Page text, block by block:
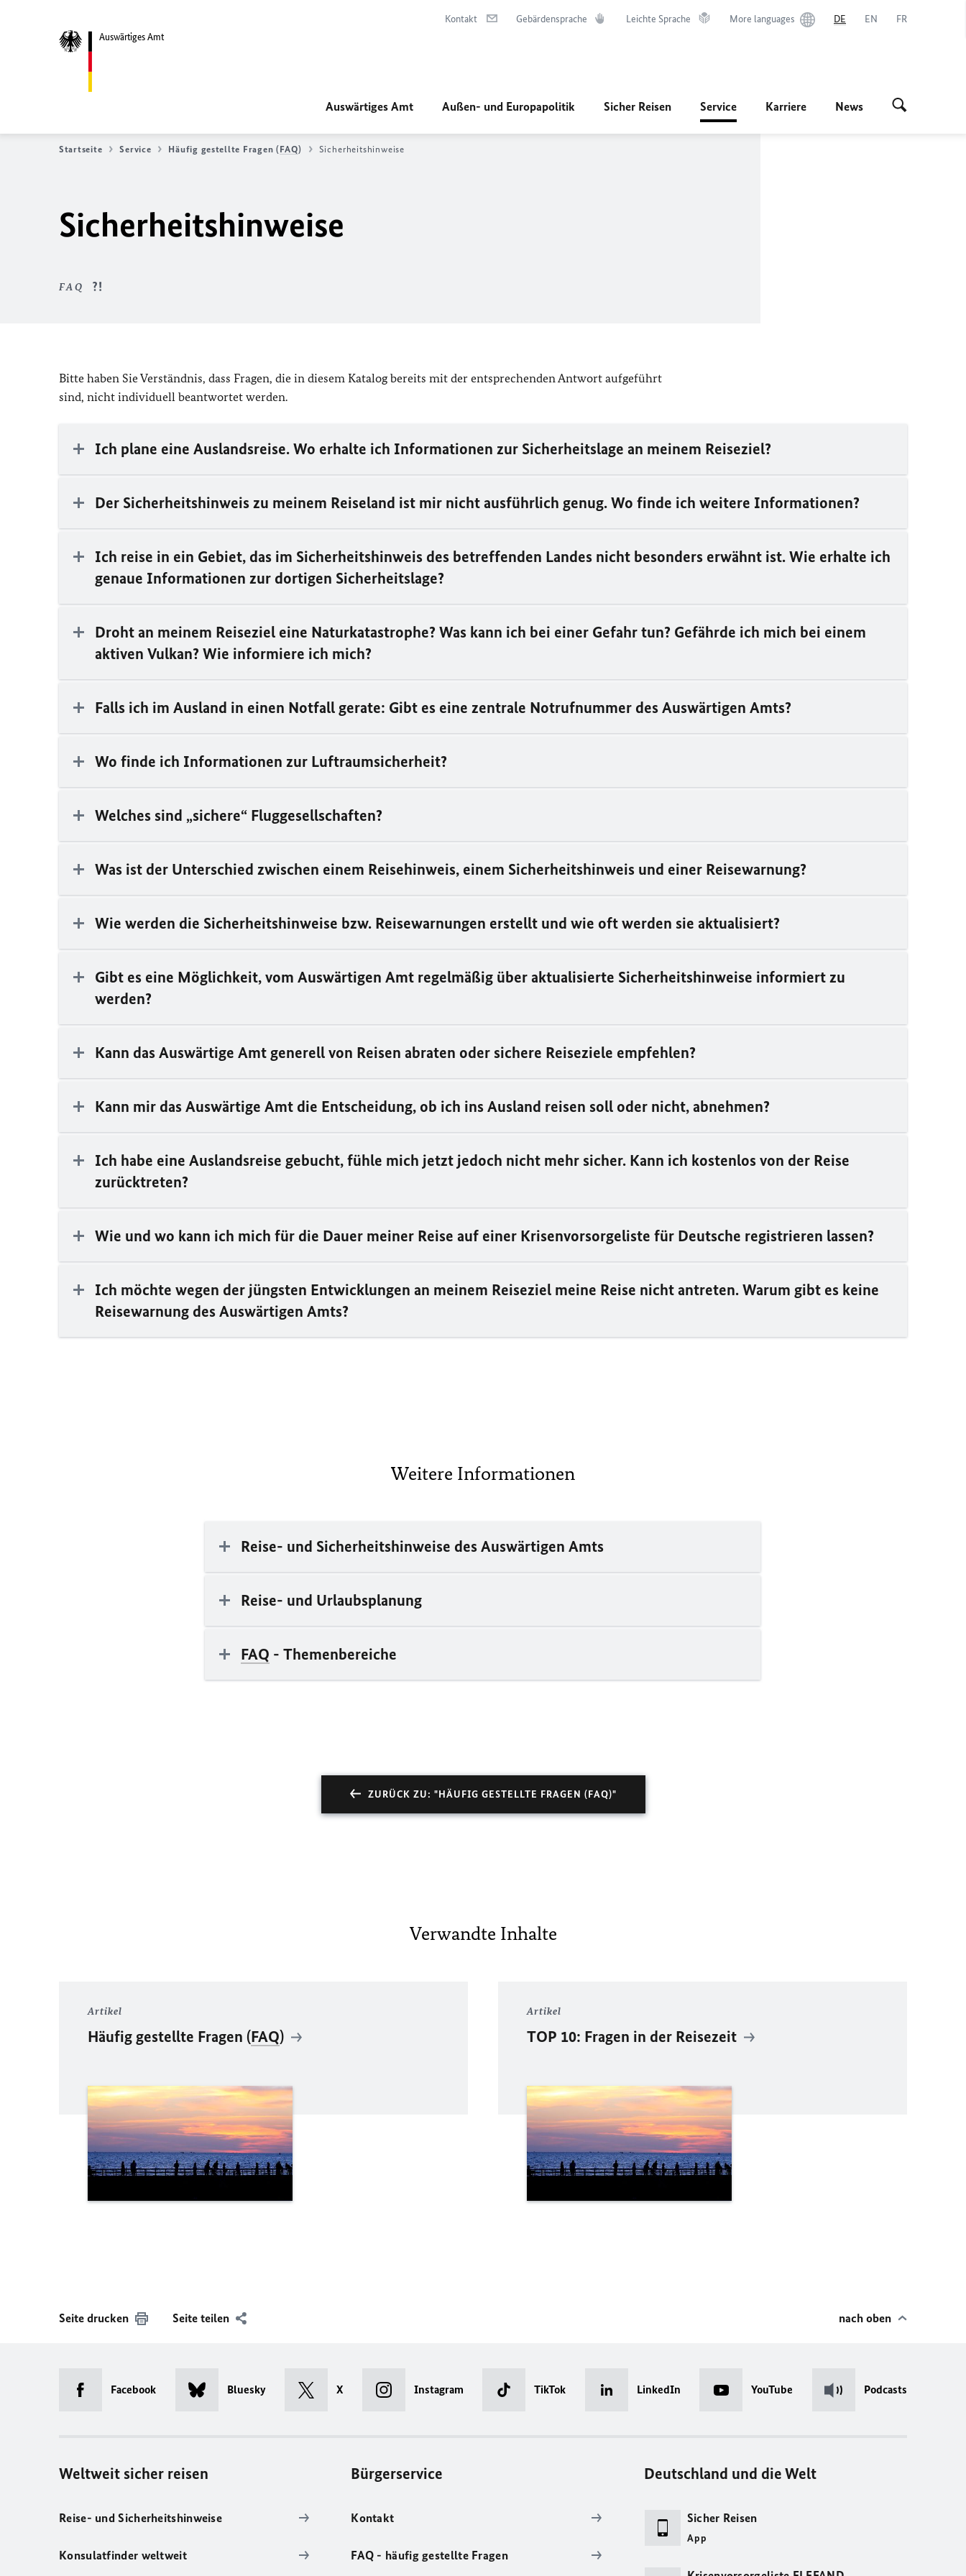
Auswärtiges Amt
Kontakt Gebärdensprache Leichte Sprache More languages DE EN FR
Auswärtiges Amt Außen- und Europapolitik Sicher Reisen Service Karriere News
Startseite Service Häufig gestellte Fragen (FAQ) Sicherheitshinweise
Sicherheitshinweise
FAQ
Bitte haben Sie Verständnis, dass Fragen, die in diesem Katalog bereits mit der entsprechenden Antwort aufgeführt
sind, nicht individuell beantwortet werden.
Ich plane eine Auslandsreise. Wo erhalte ich Informationen zur Sicherheitslage an meinem Reiseziel?
Der Sicherheitshinweis zu meinem Reiseland ist mir nicht ausführlich genug. Wo finde ich weitere Informationen?
Ich reise in ein Gebiet, das im Sicherheitshinweis des betreffenden Landes nicht besonders erwähnt ist. Wie erhalte ich
genaue Informationen zur dortigen Sicherheitslage?
Droht an meinem Reiseziel eine Naturkatastrophe? Was kann ich bei einer Gefahr tun? Gefährde ich mich bei einem
aktiven Vulkan? Wie informiere ich mich?
Falls ich im Ausland in einen Notfall gerate: Gibt es eine zentrale Notrufnummer des Auswärtigen Amts?
Wo finde ich Informationen zur Luftraumsicherheit?
Welches sind „sichere“ Fluggesellschaften?
Was ist der Unterschied zwischen einem Reisehinweis, einem Sicherheitshinweis und einer Reisewarnung?
Wie werden die Sicherheitshinweise bzw. Reisewarnungen erstellt und wie oft werden sie aktualisiert?
Gibt es eine Möglichkeit, vom Auswärtigen Amt regelmäßig über aktualisierte Sicherheitshinweise informiert zu
werden?
Kann das Auswärtige Amt generell von Reisen abraten oder sichere Reiseziele empfehlen?
Kann mir das Auswärtige Amt die Entscheidung, ob ich ins Ausland reisen soll oder nicht, abnehmen?
Ich habe eine Auslandsreise gebucht, fühle mich jetzt jedoch nicht mehr sicher. Kann ich kostenlos von der Reise
zurücktreten?
Wie und wo kann ich mich für die Dauer meiner Reise auf einer Krisenvorsorgeliste für Deutsche registrieren lassen?
Ich möchte wegen der jüngsten Entwicklungen an meinem Reiseziel meine Reise nicht antreten. Warum gibt es keine
Reisewarnung des Auswärtigen Amts?
Weitere Informationen
Reise- und Sicherheitshinweise des Auswärtigen Amts
Reise- und Urlaubsplanung
FAQ - Themenbereiche
ZURÜCK ZU: "HÄUFIG GESTELLTE FRAGEN (FAQ)"
Verwandte Inhalte
Artikel
Häufig gestellte Fragen (FAQ)
Artikel
TOP 10: Fragen in der Reisezeit
Seite drucken Seite teilen nach oben
Facebook Bluesky X Instagram TikTok LinkedIn YouTube Podcasts
Weltweit sicher reisen
Reise- und Sicherheitshinweise
Konsulatfinder weltweit
Bürgerservice
Kontakt
FAQ - häufig gestellte Fragen
Deutschland und die Welt
Sicher Reisen
App